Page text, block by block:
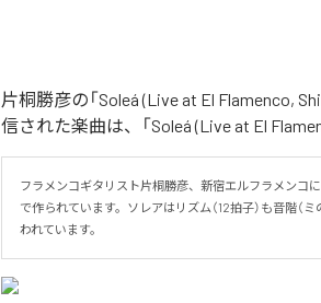
片桐勝彦の「Soleá (Live at El Flamenco,
信された楽曲は、「Soleá (Live at El
フラメンコギタリスト片桐勝彦、新宿エルフラメンコ
で作られています。ソレアはリズム（12拍子）も音階（
われています。